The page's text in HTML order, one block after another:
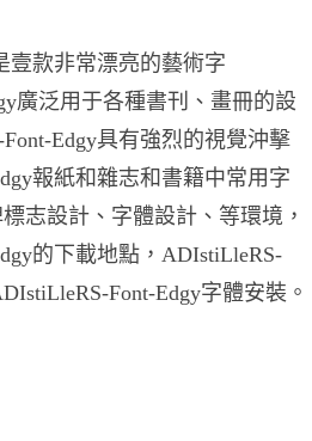
壹款非常漂亮的藝術字
廣泛用于各種書刊、畫冊的設
Edgy具有強烈的視覺沖擊
報紙和雜志和書籍中常用字
志設計、字體設計、等環境，
的下載地點，ADIstiLleRS-
Font-Edgy字體安裝。